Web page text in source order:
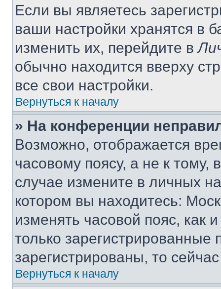
Если вы являетесь
ваши настройки хранятся в
изменить их, перейдите в
обычно находится вверху
все свои настройки.
Вернуться к началу
» На конференции
Возможно, отображается
часовому поясу, а не к тому,
случае измените в личных
котором вы находитесь:
изменять часовой пояс, как
только
зарегистрированы, то
Вернуться к началу